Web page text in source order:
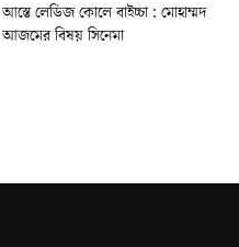
আস্তে লেডিজ কোলে বাইচ্চা : মোহাম্মদ
আজমের বিষয় সিনেমা